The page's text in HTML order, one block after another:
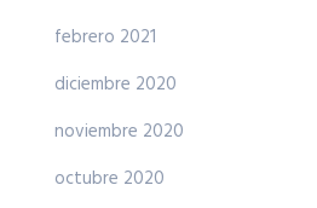
febrero 2021
diciembre 2020
noviembre 2020
octubre 2020